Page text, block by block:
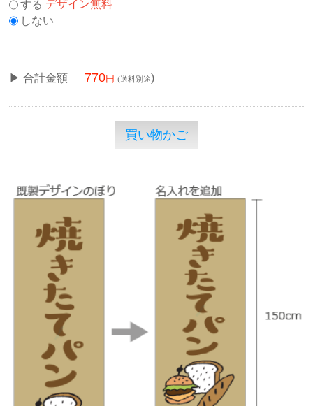
する デザイン無料
しない
合計金額 770 (送料別途)